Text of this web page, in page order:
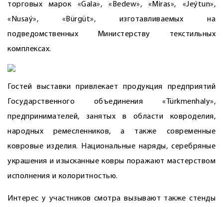
торговых марок «Gala», «Bedew», «Miras», «Jeýtun»,
«Nusaý», «Bürgüt», изготавливаемых на
подведомственных Министерству текстильных
комплексах.
Гостей выставки привлекает продукция предприятий
Государственного объединения «Türkmenhaly»,
предпринимателей, занятых в области ковроделия,
народных ремесленников, а также современные
ковровые изделия. Национальные наряды, серебряные
украшения и изысканные ковры поражают мастерством
исполнения и колоритностью.
Интерес у участников смотра вызывают также стенды